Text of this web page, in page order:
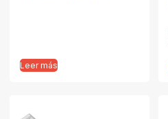
Leer más